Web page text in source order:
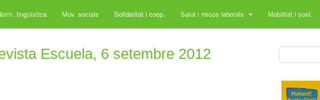
lingüística Mov. socials Solidaritat i coop. Salut i riscos laborals Mobilitat i sost.
Escuela, 6 setembre 2012